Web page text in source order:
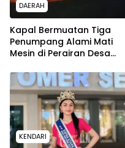
DAERAH
Kapal Bermuatan Tiga
Penumpang Alami Mati
Mesin di Perairan Desa
Dikerahkan
KENDARI